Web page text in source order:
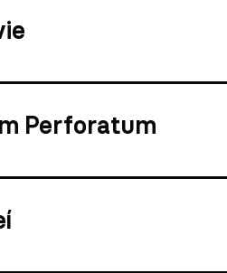
Perforatum